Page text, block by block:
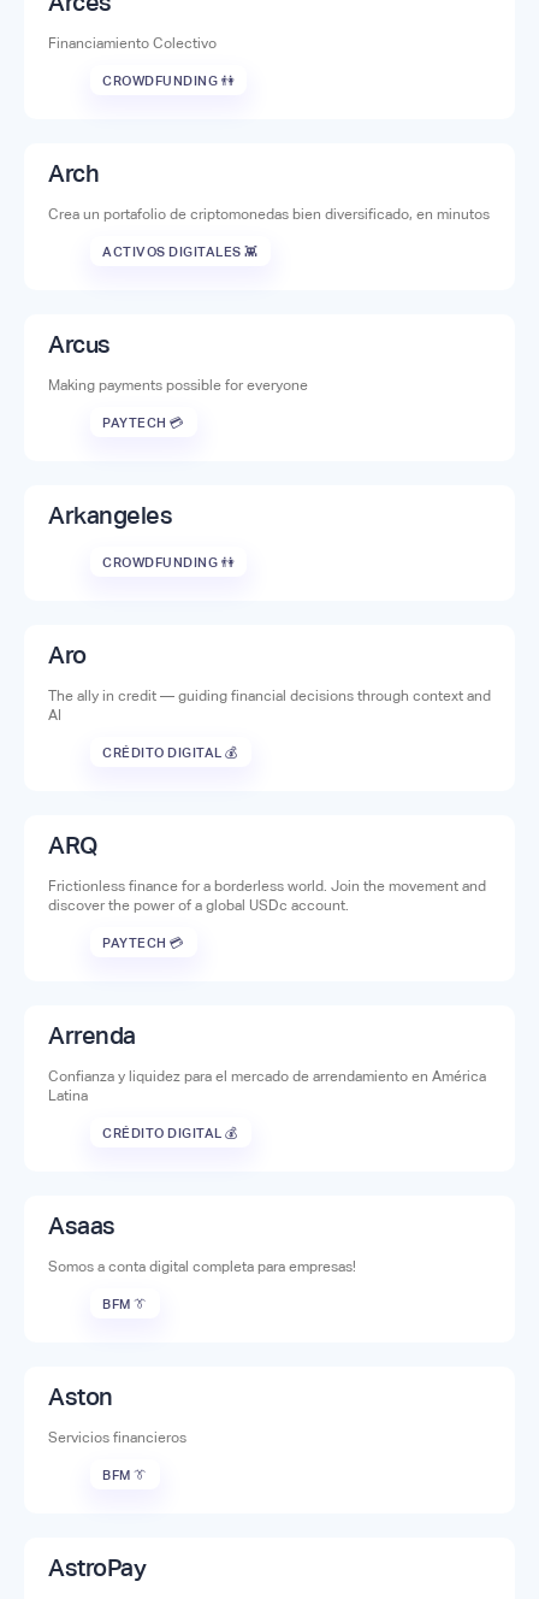
Financiamiento Colectivo
CROWDFUNDING 👫
Arch
Crea un portafolio de criptomonedas bien diversificado, en minutos
ACTIVOS DIGITALES 👾
Arcus
Making payments possible for everyone
PAYTECH 💳
Arkangeles
CROWDFUNDING 👫
Aro
The ally in credit — guiding financial decisions through context and
AI
CRÉDITO DIGITAL 💰
ARQ
Frictionless finance for a borderless world. Join the movement and
discover the power of a global USDc account.
PAYTECH 💳
Arrenda
Confianza y liquidez para el mercado de arrendamiento en América
Latina
CRÉDITO DIGITAL 💰
Asaas
Somos a conta digital completa para empresas!
BFM 👔
Aston
Servicios financieros
BFM 👔
AstroPay